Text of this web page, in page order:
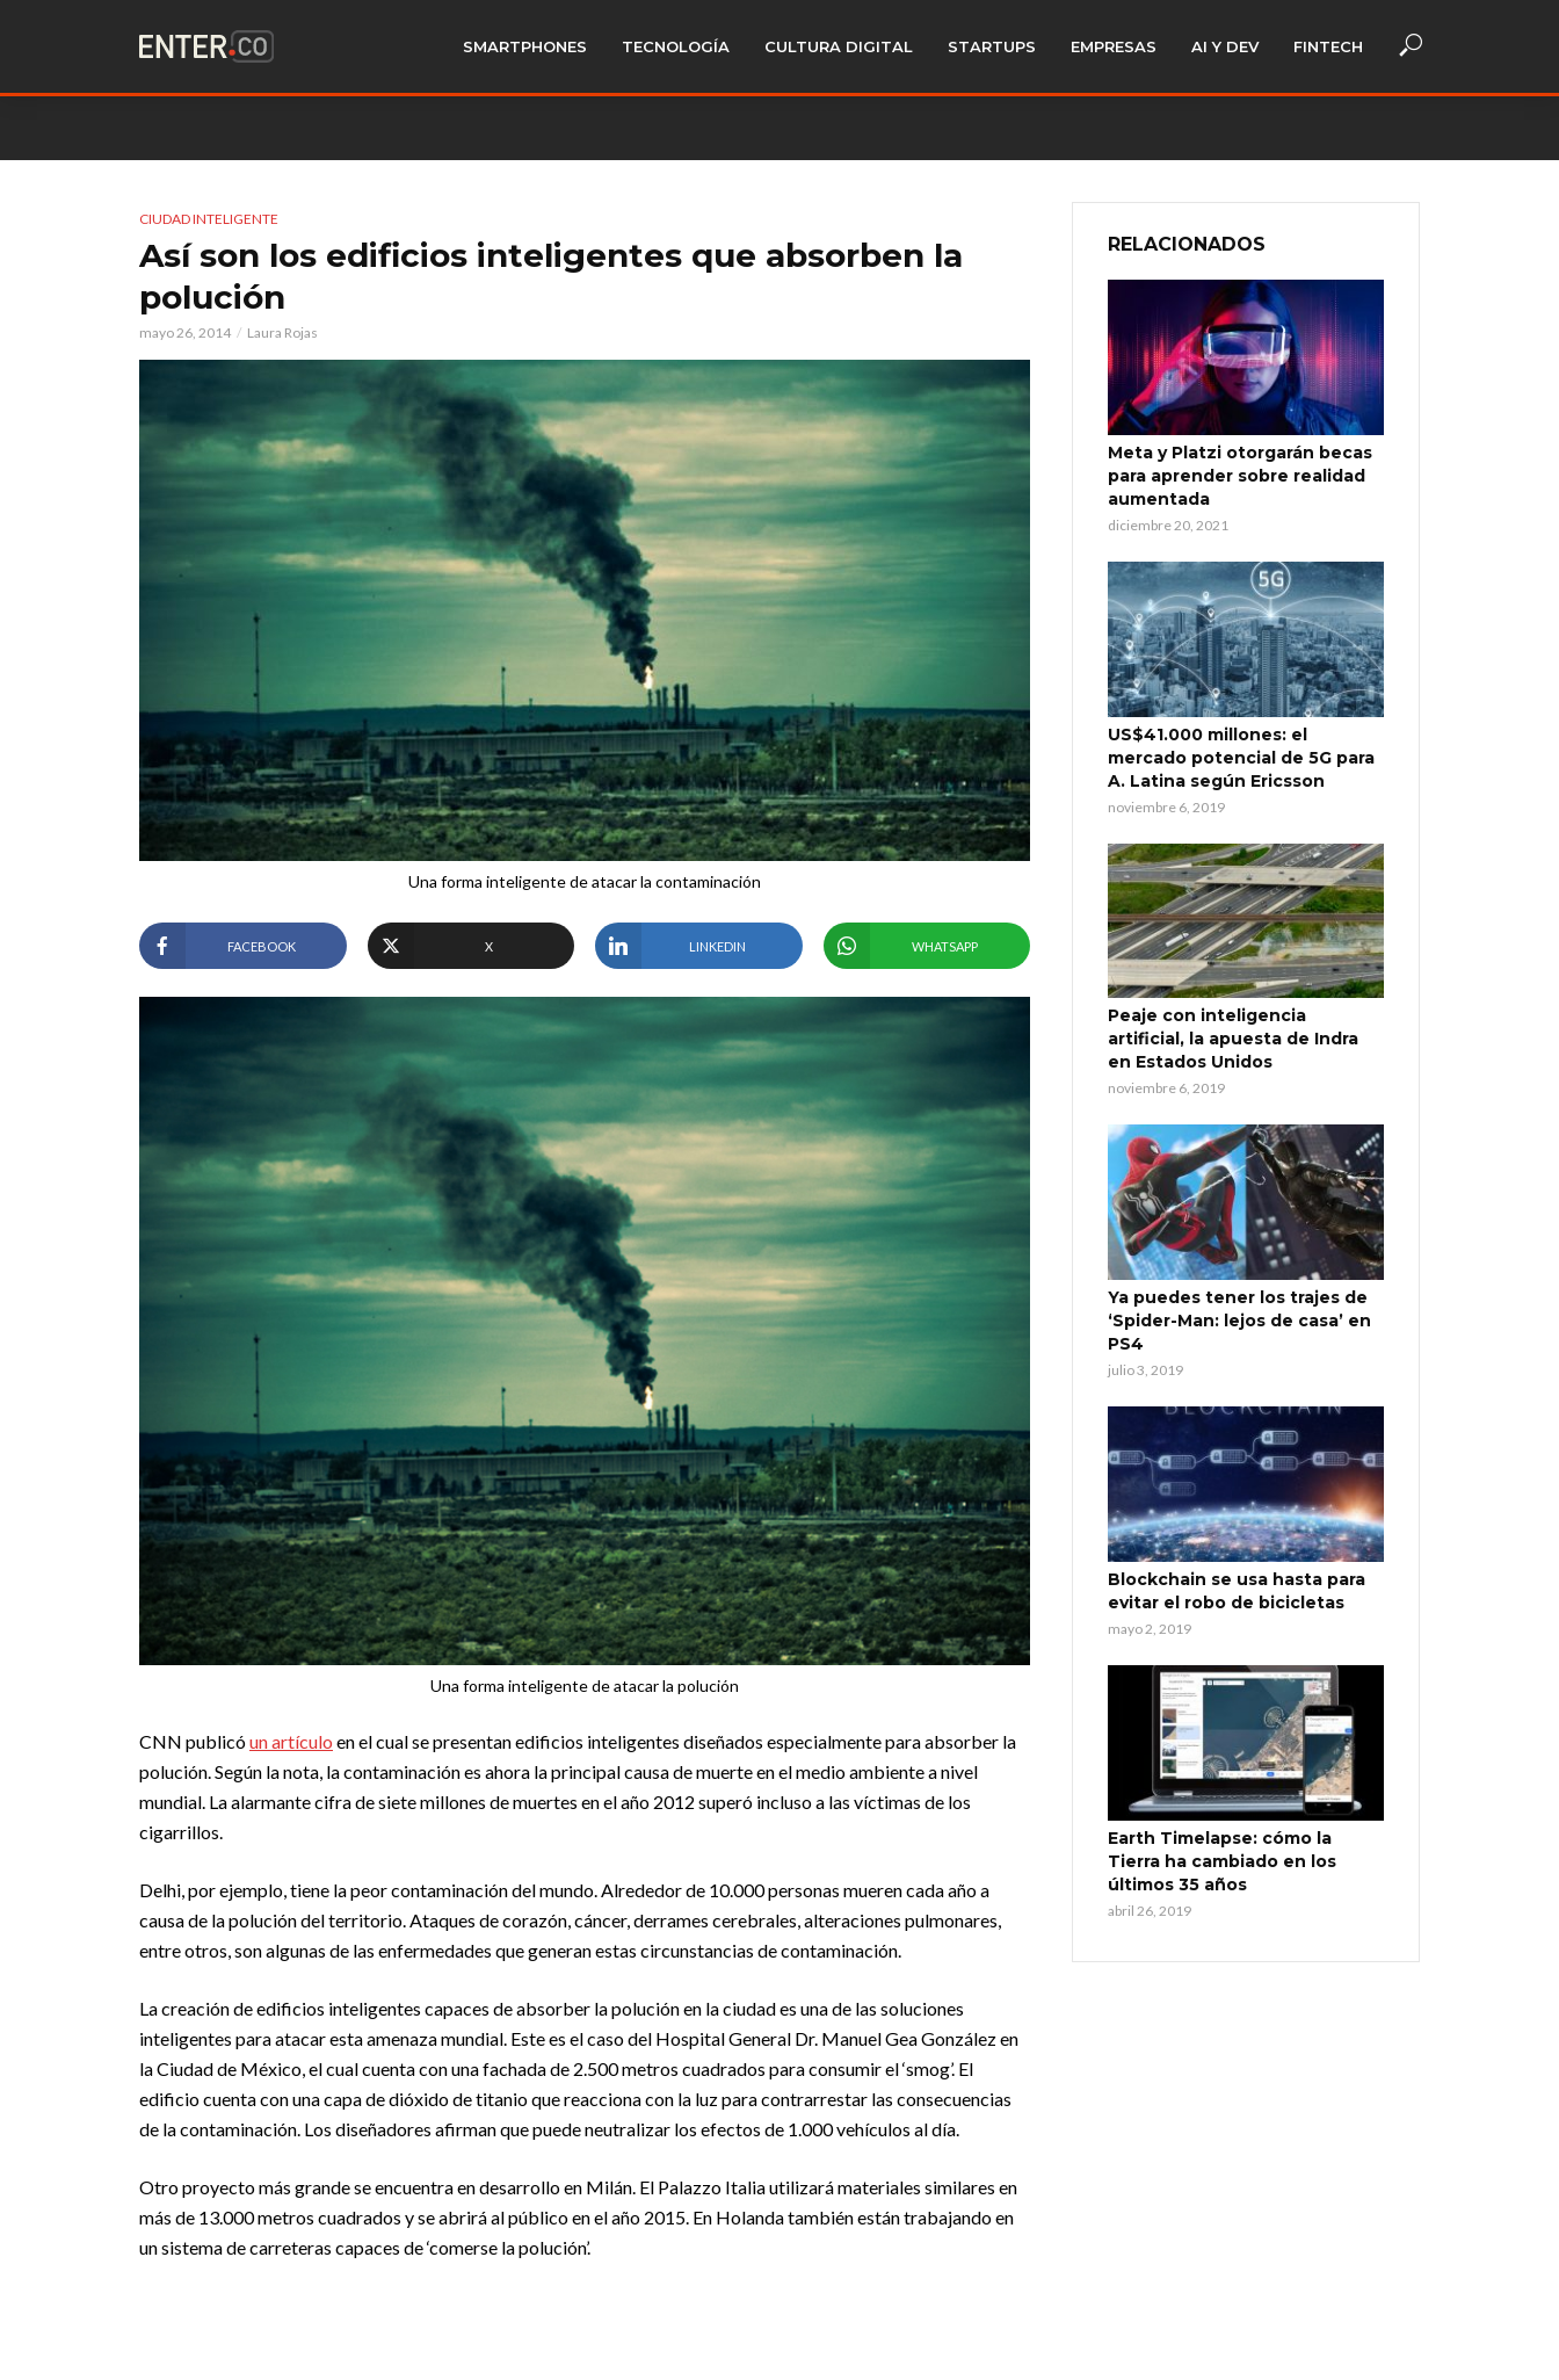
SMARTPHONES TECNOLOGÍA CULTURA DIGITAL STARTUPS EMPRESAS AI Y DEV FINTECH
CIUDAD INTELIGENTE
Así son los edificios inteligentes que absorben la
polución
mayo 26, 2014 Laura Rojas
Una forma inteligente de atacar la contaminación
FACEBOOK X LINKEDIN WHATSAPP
Una forma inteligente de atacar la polución
CNN publicóun artículo en el cual se presentan edificios inteligentes diseñados especialmente para absorber la
polución. Según la nota, la contaminación es ahora la principal causa de muerte en el medio ambiente a nivel
mundial. La alarmante cifra de siete millones de muertes en el año 2012 superó incluso a las víctimas de los
cigarrillos.
Delhi, por ejemplo, tiene la peor contaminación del mundo. Alrededor de 10.000 personas mueren cada año a
causa de la polución del territorio. Ataques de corazón, cáncer, derrames cerebrales, alteraciones pulmonares,
entre otros, son algunas de las enfermedades que generan estas circunstancias de contaminación.
La creación de edificios inteligentes capaces de absorber la polución en la ciudad es una de las soluciones
inteligentes para atacar esta amenaza mundial. Este es el caso del Hospital General Dr. Manuel Gea González en
la Ciudad de México, el cual cuenta con una fachada de 2.500 metros cuadrados para consumir el ‘smog’. El
edificio cuenta con una capa de dióxido de titanio que reacciona con la luz para contrarrestar las consecuencias
de la contaminación. Los diseñadores afirman que puede neutralizar los efectos de 1.000 vehículos al día.
Otro proyecto más grande se encuentra en desarrollo en Milán. El Palazzo Italia utilizará materiales similares en
más de 13.000 metros cuadrados y se abrirá al público en el año 2015. En Holanda también están trabajando en
un sistema de carreteras capaces de ‘comerse la polución’.
RELACIONADOS
Meta y Platzi otorgarán becas
para aprender sobre realidad
aumentada
diciembre 20, 2021
US$41.000 millones: el
mercado potencial de 5G para
A. Latina según Ericsson
noviembre 6, 2019
Peaje con inteligencia
artificial, la apuesta de Indra
en Estados Unidos
noviembre 6, 2019
Ya puedes tener los trajes de
‘Spider-Man: lejos de casa’ en
PS4
julio 3, 2019
Blockchain se usa hasta para
evitar el robo de bicicletas
mayo 2, 2019
Earth Timelapse: cómo la
Tierra ha cambiado en los
últimos 35 años
abril 26, 2019